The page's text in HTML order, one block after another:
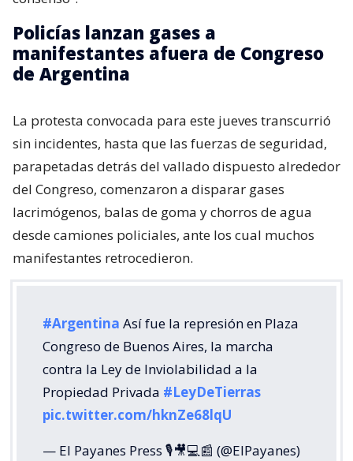
Policías lanzan gases a
manifestantes afuera de Congreso
de Argentina
La protesta convocada para este jueves transcurrió
sin incidentes, hasta que las fuerzas de seguridad,
parapetadas detrás del vallado dispuesto alrededor
del Congreso, comenzaron a disparar gases
lacrimógenos, balas de goma y chorros de agua
desde camiones policiales, ante los cual muchos
manifestantes retrocedieron.
#Argentina Así fue la represión en Plaza
Congreso de Buenos Aires, la marcha
contra la Ley de Inviolabilidad a la
Propiedad Privada #LeyDeTierras
pic.twitter.com/hknZe68lqU
— El Payanes Press 🎙️🎥💻📰 (@ElPayanes)